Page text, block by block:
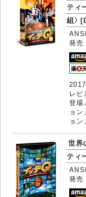
ティ
組〉
発売
レ
登場
ョ
ョ
世界
ティ
発売